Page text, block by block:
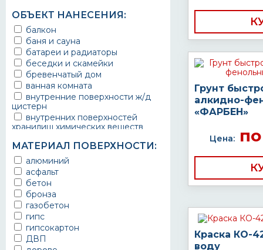
ОБЪЕКТ НАНЕСЕНИЯ:
балкон
баня и сауна
батареи и радиаторы
беседки и скамейки
бревенчатый дом
ванная комната
внутренние поверхности ж/д
цистерн
внутренних поверхностей
хранилищ химических веществ
ворота
выхлопные системы
автомобилей
газопроводы
гараж
гидротехнические сооружения
городской транспорт
грузовые вагоны
двери металлические
детали двигателей
МАТЕРИАЛ ПОВЕРХНОСТИ:
алюминий
асфальт
бетон
бронза
газобетон
гипс
гипсокартон
ДВП
Грунт
алкидно-
«ФАРБЕН»
Цена:по
Краска КО-
воду